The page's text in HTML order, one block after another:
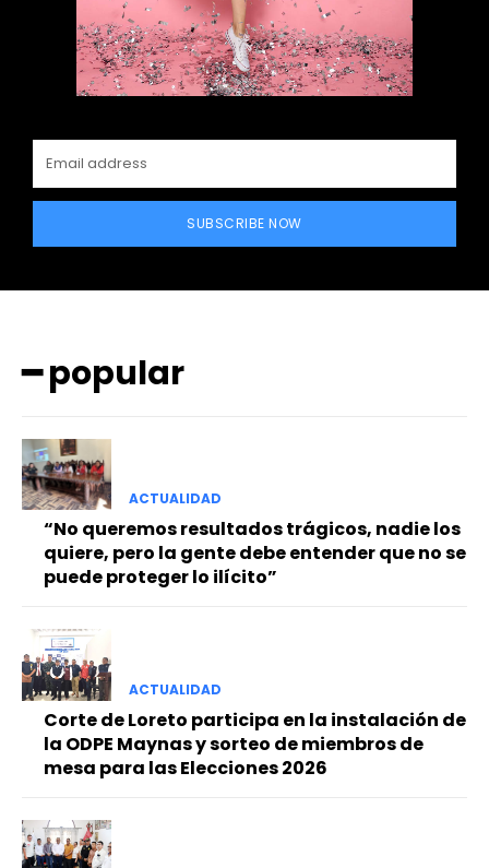
SUBSCRIBE NOW
━ popular
ACTUALIDAD
“No queremos resultados trágicos, nadie los
quiere, pero la gente debe entender que no se
puede proteger lo ilícito”
ACTUALIDAD
Corte de Loreto participa en la instalación de
la ODPE Maynas y sorteo de miembros de
mesa para las Elecciones 2026